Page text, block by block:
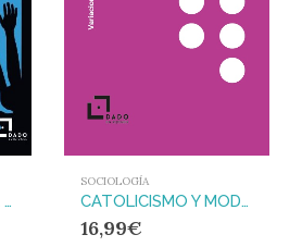
ESCRITOS SOBRE LA SERVIDUMBRE VOLUNTARIA
SOCIOLOGÍA
CATOLICISMO Y MODERNIDAD : MATERIALES PARA UNA SOCIOLOGIA DE LOS PROCESSOS DE SECULARIZACIÓN
16,99€